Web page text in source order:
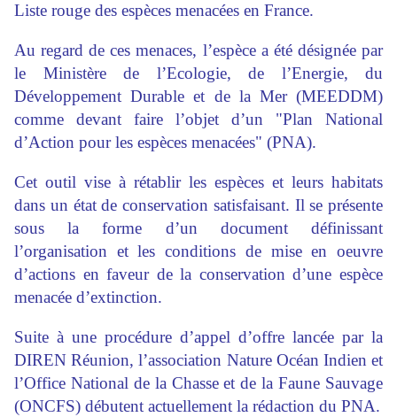
Liste rouge des espèces menacées en France.
Au regard de ces menaces, l’espèce a été désignée par
le Ministère de l’Ecologie, de l’Energie, du
Développement Durable et de la Mer (MEEDDM)
comme devant faire l’objet d’un "Plan National
d’Action pour les espèces menacées" (PNA).
Cet outil vise à rétablir les espèces et leurs habitats
dans un état de conservation satisfaisant. Il se présente
sous la forme d’un document définissant
l’organisation et les conditions de mise en oeuvre
d’actions en faveur de la conservation d’une espèce
menacée d’extinction.
Suite à une procédure d’appel d’offre lancée par la
DIREN Réunion, l’association Nature Océan Indien et
l’Office National de la Chasse et de la Faune Sauvage
(ONCFS) débutent actuellement la rédaction du PNA.